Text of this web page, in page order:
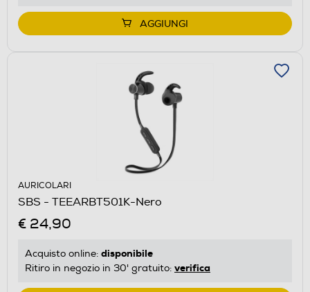
AGGIUNGI
AURICOLARI
SBS - TEEARBT501K-Nero
€ 24,90
Acquisto online: disponibile
Ritiro in negozio in 30' gratuito: verifica